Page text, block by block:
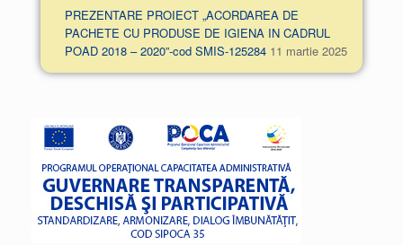
PREZENTARE PROIECT „ACORDAREA DE
PACHETE CU PRODUSE DE IGIENA IN CADRUL
POAD 2018 – 2020”-cod SMIS-125284 11 martie 2025